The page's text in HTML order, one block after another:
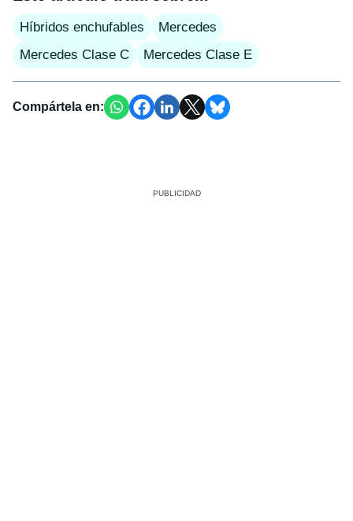
Híbridos enchufables
Mercedes
Mercedes Clase C
Mercedes Clase E
Compártela en: